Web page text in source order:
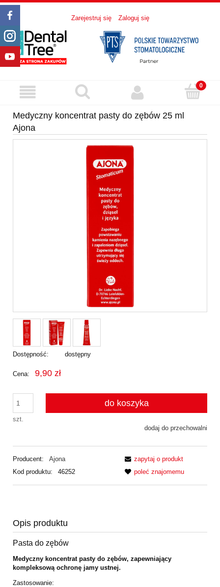
Zarejestruj się Zaloguj się
Medyczny koncentrat pasty do zębów 25 ml
Ajona
Dostępność: dostępny
Cena: 9,90 zł
szt.
do koszyka
dodaj do przechowalni
Producent:
Ajona
Kod produktu:
46252
zapytaj o produkt
poleć znajomemu
Opis produktu
Pasta do zębów
Medyczny koncentrat pasty do zębów, zapewniający
kompleksową ochronę jamy ustnej.
Zastosowanie: